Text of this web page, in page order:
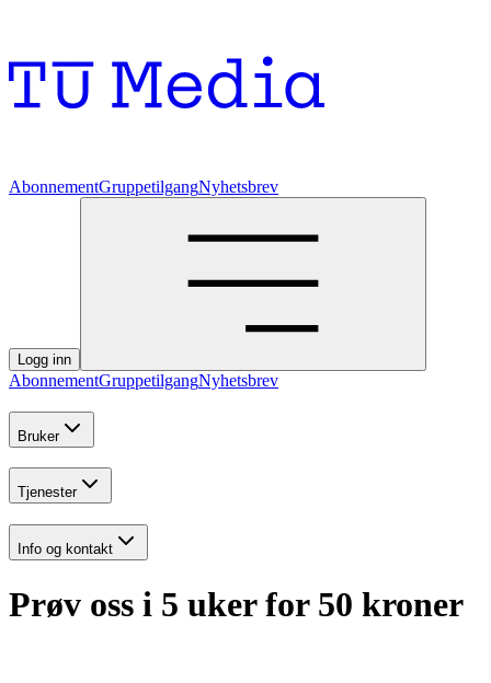
AbonnementGruppetilgangNyhetsbrev
Logg inn
AbonnementGruppetilgangNyhetsbrev
Bruker
Tjenester
Info og kontakt
Prøv oss i 5 uker for 50 kroner